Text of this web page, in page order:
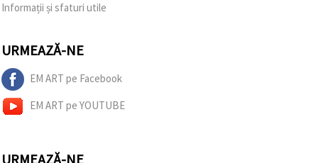
Informații și sfaturi utile
URMEAZĂ-NE
EM ART pe Facebook
EM ART pe YOUTUBE
URMEAZĂ-NE